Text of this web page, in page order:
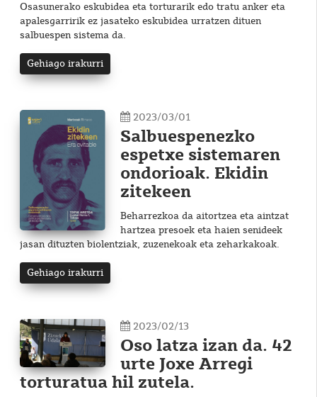
Osasunerako eskubidea eta torturarik edo tratu anker eta
apalesgarririk ez jasateko eskubidea urratzen dituen
salbuespen sistema da.
Gehiago irakurri
2023/03/01
Salbuespenezko
espetxe sistemaren
ondorioak. Ekidin
zitekeen
Beharrezkoa da aitortzea eta aintzat
hartzea presoek eta haien senideek
jasan dituzten biolentziak, zuzenekoak eta zeharkakoak.
Gehiago irakurri
2023/02/13
Oso latza izan da. 42
urte Joxe Arregi
torturatua hil zutela.